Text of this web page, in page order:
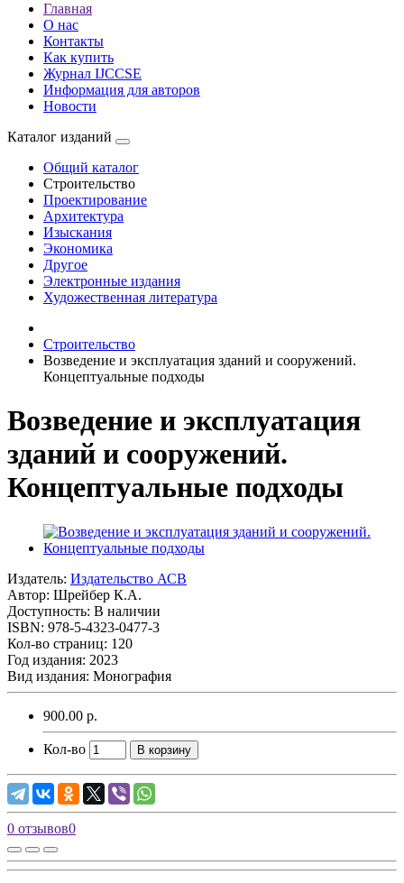
Главная
О нас
Контакты
Как купить
Журнал IJCCSE
Информация для авторов
Новости
Каталог изданий
Общий каталог
Строительство
Проектирование
Архитектура
Изыскания
Экономика
Другое
Электронные издания
Художественная литература
Строительство
Возведение и эксплуатация зданий и сооружений.
Концептуальные подходы
Возведение и эксплуатация
зданий и сооружений.
Концептуальные подходы
Издатель: Издательство АСВ
Автор: Шрейбер К.А.
Доступность: В наличии
ISBN: 978-5-4323-0477-3
Кол-во страниц: 120
Год издания: 2023
Вид издания: Монография
900.00 р.
Кол-во В корзину
0 отзывов0